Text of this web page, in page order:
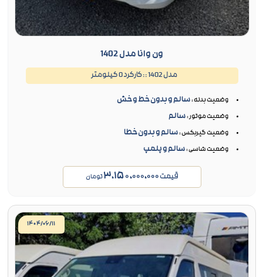
ون وانا مدل 1402
مدل 1402 :: کارکرد 0 کیلومتر
وضعیت بدنه :سالم و بدون خط و خش
وضعیت موتور :سالم
وضعیت گیربکس :سالم و بدون خطا
وضعیت شاسی :سالم و پلمپ
قیمت۳،۱۵۰،۰۰۰،۰۰۰تومان
۱۴۰۴/۰۶/۱۱